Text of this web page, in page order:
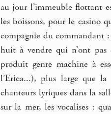
au jour l’immeuble flottant
les boissons, pour le casino
compagnie du commandant
huit à vendre qui n’ont pas
produit genre machine à
l’Erica...), plus large que
chanteurs lyriques dans la
sur la mer, les vocalises :